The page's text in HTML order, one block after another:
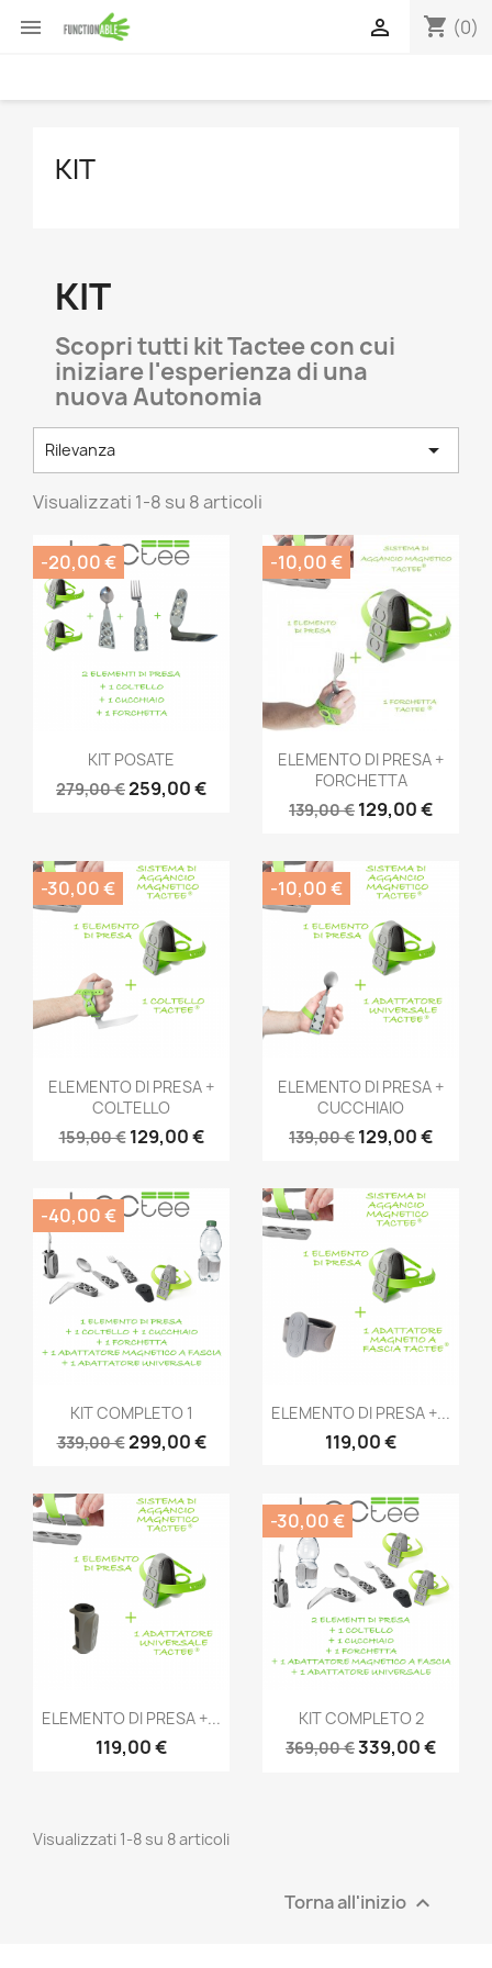
 shopping_cart (0)

KIT
KIT
Scopri tutti kit Tactee con cui
iniziare l'esperienza di una
nuova Autonomia
Rilevanza 
Visualizzati 1-8 su 8 articoli
Anteprima
KIT POSATE
279,00 €259,00 €
-20,00 €
Anteprima
ELEMENTO DI PRESA +
FORCHETTA
139,00 € 129,00 €
-10,00 €
Anteprima
ELEMENTO DI PRESA +
COLTELLO
159,00 € 129,00 €
-30,00 €
Anteprima
ELEMENTO DI PRESA +
CUCCHIAIO
139,00 € 129,00 €
-10,00 €
Anteprima
KIT COMPLETO 1
339,00 €299,00 €
-40,00 €
Anteprima
ELEMENTO DI PRESA +...
119,00 €
Anteprima
ELEMENTO DI PRESA +...
119,00 €
Anteprima
KIT COMPLETO 2
369,00 €339,00 €
-30,00 €
Visualizzati 1-8 su 8 articoli
Torna all'inizio 